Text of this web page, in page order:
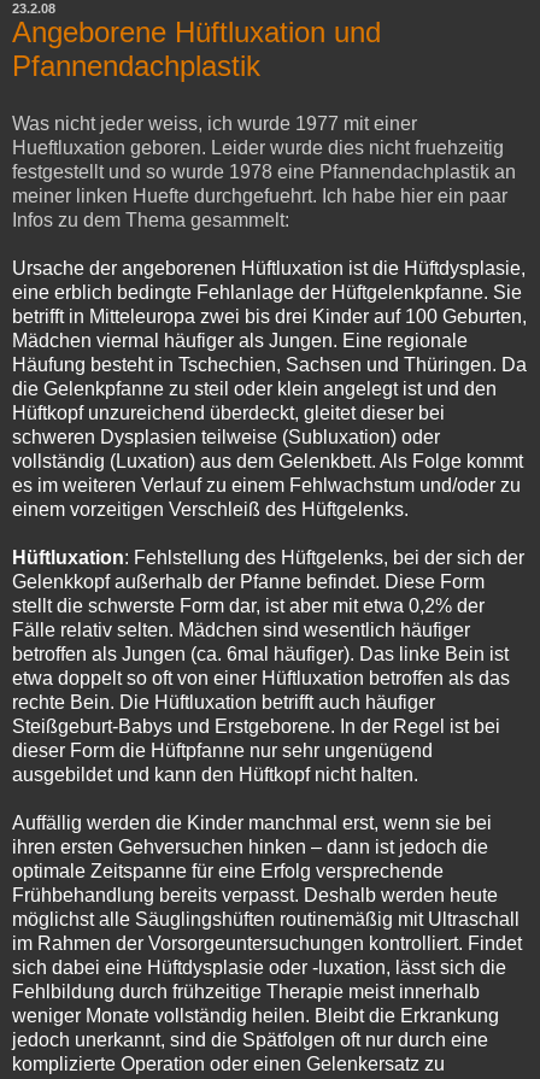
23.2.08
Angeborene Hüftluxation und
Pfannendachplastik
Was nicht jeder weiss, ich wurde 1977 mit einer
Hueftluxation geboren. Leider wurde dies nicht fruehzeitig
festgestellt und so wurde 1978 eine Pfannendachplastik an
meiner linken Huefte durchgefuehrt. Ich habe hier ein paar
Infos zu dem Thema gesammelt:
Ursache der angeborenen Hüftluxation ist die Hüftdysplasie,
eine erblich bedingte Fehlanlage der Hüftgelenkpfanne. Sie
betrifft in Mitteleuropa zwei bis drei Kinder auf 100 Geburten,
Mädchen viermal häufiger als Jungen. Eine regionale
Häufung besteht in Tschechien, Sachsen und Thüringen. Da
die Gelenkpfanne zu steil oder klein angelegt ist und den
Hüftkopf unzureichend überdeckt, gleitet dieser bei
schweren Dysplasien teilweise (Subluxation) oder
vollständig (Luxation) aus dem Gelenkbett. Als Folge kommt
es im weiteren Verlauf zu einem Fehlwachstum und/oder zu
einem vorzeitigen Verschleiß des Hüftgelenks.
Hüftluxation: Fehlstellung des Hüftgelenks, bei der sich der
Gelenkkopf außerhalb der Pfanne befindet. Diese Form
stellt die schwerste Form dar, ist aber mit etwa 0,2% der
Fälle relativ selten. Mädchen sind wesentlich häufiger
betroffen als Jungen (ca. 6mal häufiger). Das linke Bein ist
etwa doppelt so oft von einer Hüftluxation betroffen als das
rechte Bein. Die Hüftluxation betrifft auch häufiger
Steißgeburt-Babys und Erstgeborene. In der Regel ist bei
dieser Form die Hüftpfanne nur sehr ungenügend
ausgebildet und kann den Hüftkopf nicht halten.
Auffällig werden die Kinder manchmal erst, wenn sie bei
ihren ersten Gehversuchen hinken – dann ist jedoch die
optimale Zeitspanne für eine Erfolg versprechende
Frühbehandlung bereits verpasst. Deshalb werden heute
möglichst alle Säuglingshüften routinemäßig mit Ultraschall
im Rahmen der Vorsorgeuntersuchungen kontrolliert. Findet
sich dabei eine Hüftdysplasie oder -luxation, lässt sich die
Fehlbildung durch frühzeitige Therapie meist innerhalb
weniger Monate vollständig heilen. Bleibt die Erkrankung
jedoch unerkannt, sind die Spätfolgen oft nur durch eine
komplizierte Operation oder einen Gelenkersatz zu